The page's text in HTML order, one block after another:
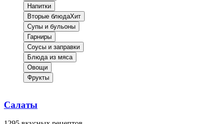
Напитки
Вторые блюдаХит
Супы и бульоны
Гарниры
Соусы и заправки
Блюда из мяса
Овощи
Фрукты
Салаты